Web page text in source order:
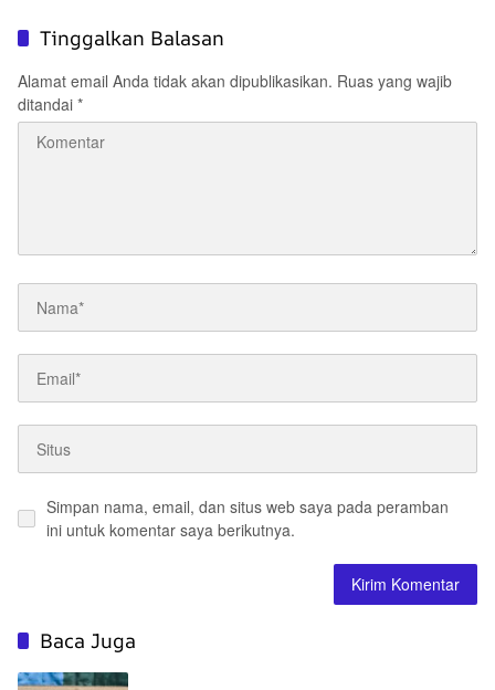
Tinggalkan Balasan
Alamat email Anda tidak akan dipublikasikan. Ruas yang wajib
ditandai *
Simpan nama, email, dan situs web saya pada peramban
ini untuk komentar saya berikutnya.
Baca Juga